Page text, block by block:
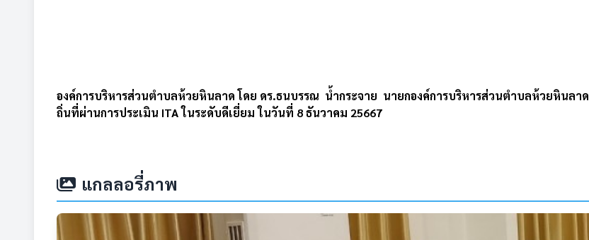
องค์การบริหารส่วนตำบลห้วยหินลาด โดย ดร.ธนบรรณ น้ำกระจาย นายกองค์การบริหารส่วนตำบลห้วยหินลา
ถิ่นที่ผ่านการประเมิน ITA ในระดับดีเยี่ยม ในวันที่ 8 ธันวาคม 25667
แกลลอรี่ภาพ